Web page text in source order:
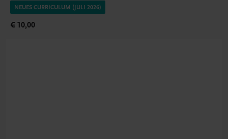
NEUES CURRICULUM (JULI 2026)
€ 10,00